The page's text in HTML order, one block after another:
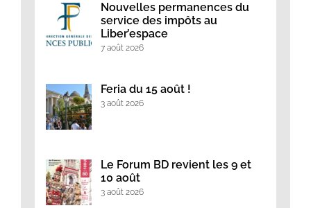
Nouvelles permanences du
service des impôts au
Liber’espace
7 août 2026
Feria du 15 août !
3 août 2026
Le Forum BD revient les 9 et
10 août
3 août 2026